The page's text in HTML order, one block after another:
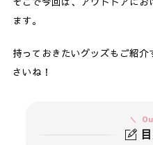
ます。
持っておきたいグッズもご紹
さいね！